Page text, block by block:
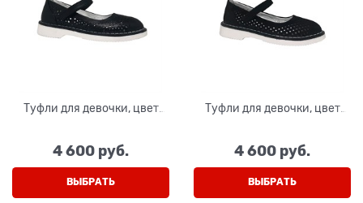
Туфли для девочки, цвет
4 600 руб.
ВЫБРАТЬ
Туфли для девочки, цвет
4 600 руб.
ВЫБРАТЬ